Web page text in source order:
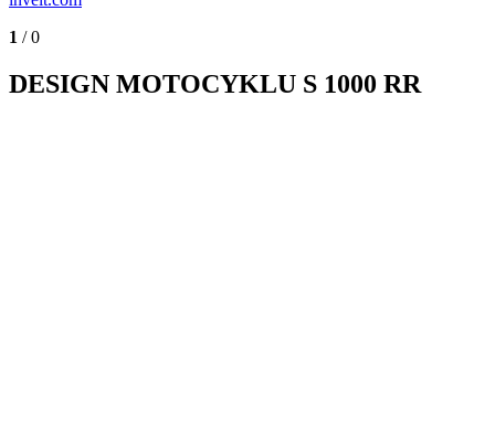
1 / 0
DESIGN MOTOCYKLU S 1000 RR